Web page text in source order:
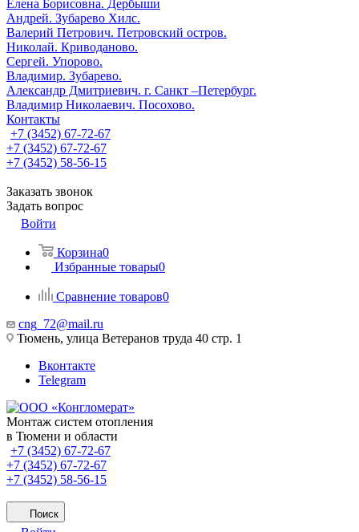
Елена Борисовна. Дербыши
Андрей. Зубарево Хилс.
Валерий Петрович. Петровский остров.
Николай. Криводаново.
Сергей. Упорово.
Владимир. Зубарево.
Александр Дмитриевич. г. Санкт –Петербург.
Владимир Николаевич. Посохово.
Контакты
+7 (3452) 67-72-67
+7 (3452) 67-72-67
+7 (3452) 58-56-15
Заказать звонок
Задать вопрос
Войти
Корзина0
Избранные товары0
Сравнение товаров0
cng_72@mail.ru
Тюмень, улица Ветеранов труда 40 стр. 1
Вконтакте
Telegram
Монтаж систем отопления
в Тюмени и области
+7 (3452) 67-72-67
+7 (3452) 67-72-67
+7 (3452) 58-56-15
Поиск